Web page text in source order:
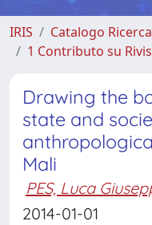
IRIS
Catalogo
1 Contributo su
Drawing the
state and
Mali
PES, Luca
2014-01-01